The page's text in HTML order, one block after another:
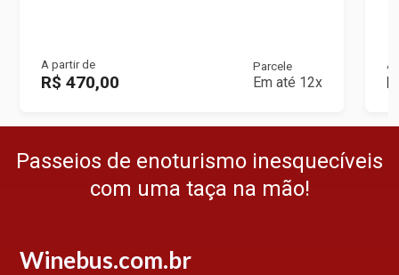
A partir de
R$ 470,00
Parcele
Em até 12x
A
Passeios de enoturismo inesquecíveis
com uma taça na mão!
Winebus.com.br